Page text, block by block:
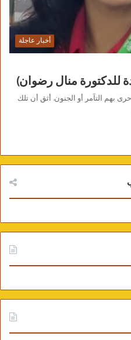
أخبار عاجلة
للدكتورة منال رضوان)
بهم التآمر أو الجنون. أثق أن تلك